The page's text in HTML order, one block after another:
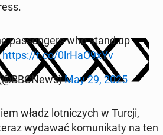
pas­sen­gers who stand up
https://t.co/0lrHaO9xYv
May 29, 2025
władz lot­ni­czych w Turcji,
wydawać ko­mu­ni­ka­ty na ten